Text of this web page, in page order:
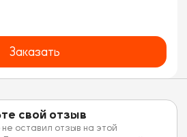
Заказать
свой отзыв
не оставил отзыв на этой